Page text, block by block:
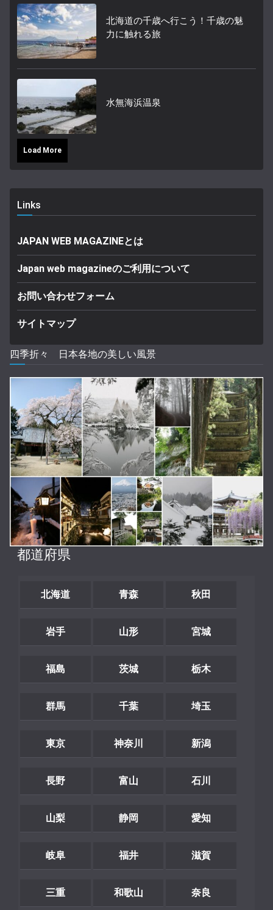
北海道の千歳へ行こう！千歳の魅
力に触れる旅
水無海浜温泉
Load More
Links
JAPAN WEB MAGAZINEとは
Japan web magazineのご利用について
お問い合わせフォーム
サイトマップ
四季折々 日本各地の美しい風景
都道府県
北海道 青森 秋田
岩手 山形 宮城
福島 茨城 栃木
群馬 千葉 埼玉
東京 神奈川 新潟
長野 富山 石川
山梨 静岡 愛知
岐阜 福井 滋賀
三重 和歌山 奈良